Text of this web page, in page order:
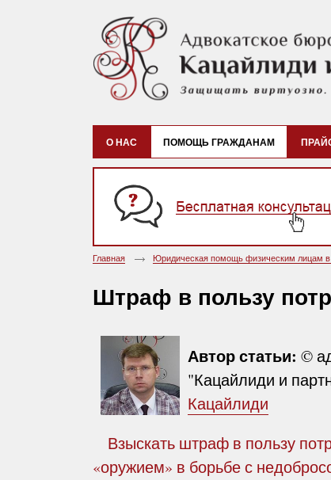
О НАС ПОМОЩЬ ГРАЖДАНАМ
Главная Юридическая помощь физическим лицам в
Штраф в пользу
Автор статьи: ©
"Кацайлиди и
Кацайлиди
Взыскать штраф в пользу
«оружием» в борьбе с